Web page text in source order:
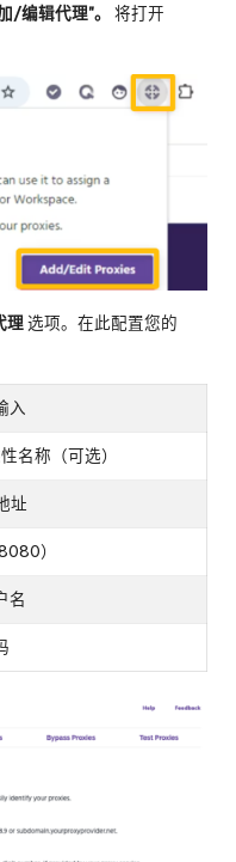
/编辑代理"。
将打开
理选项。在此配置您的
入
名称（可选）
址
）
名